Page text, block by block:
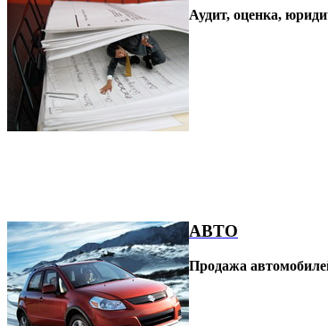
Аудит, оценка,
АВТО
Продажа